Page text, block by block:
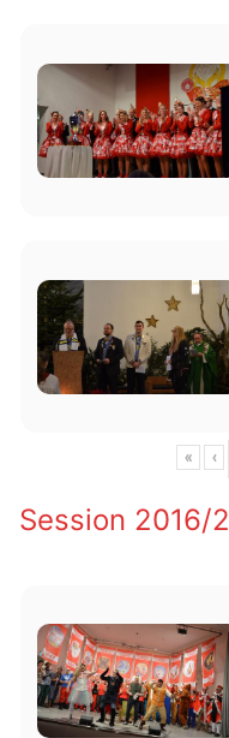
« ‹
Session 2016/